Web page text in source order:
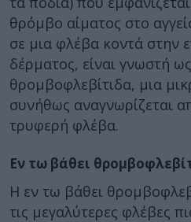
θρόμβο αίματος στο
σε μια φλέβα κοντά στην
δέρματος, είναι γνωστή
θρομβοφλεβίτιδα, μια
συνήθως αναγνωρίζεται
τρυφερή φλέβα.
Εν τω βάθει
Η εν τω βάθει
τις μεγαλύτερες φλέβες